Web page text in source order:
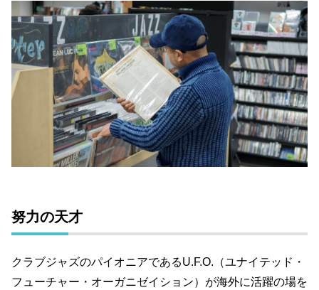
努力の天才
クラブジャズのパイオニアであるU.F.O.（ユナイテッド・
フューチャー・オーガニゼイション）が海外に活躍の場を